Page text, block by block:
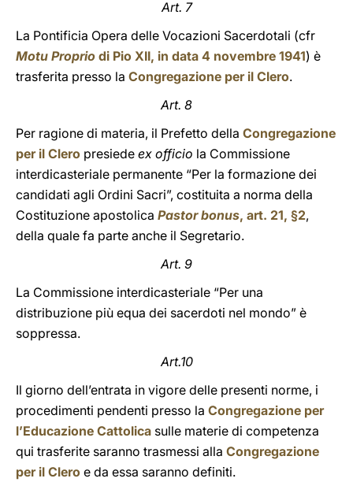
Art. 7
La Pontificia Opera delle Vocazioni Sacerdotali (cfr
Motu Proprio di Pio XII, in data 4 novembre 1941) è
trasferita presso la Congregazione per il Clero.
Art. 8
Per ragione di materia, il Prefetto della Congregazione
per il Clero presiede ex officio la Commissione
interdicasteriale permanente “Per la formazione dei
candidati agli Ordini Sacri”, costituita a norma della
Costituzione apostolica Pastor bonus, art. 21, §2,
della quale fa parte anche il Segretario.
Art. 9
La Commissione interdicasteriale “Per una
distribuzione più equa dei sacerdoti nel mondo” è
soppressa.
Art.10
Il giorno dell’entrata in vigore delle presenti norme, i
procedimenti pendenti presso la Congregazione per
l’Educazione Cattolica sulle materie di competenza
qui trasferite saranno trasmessi alla Congregazione
per il Clero e da essa saranno definiti.